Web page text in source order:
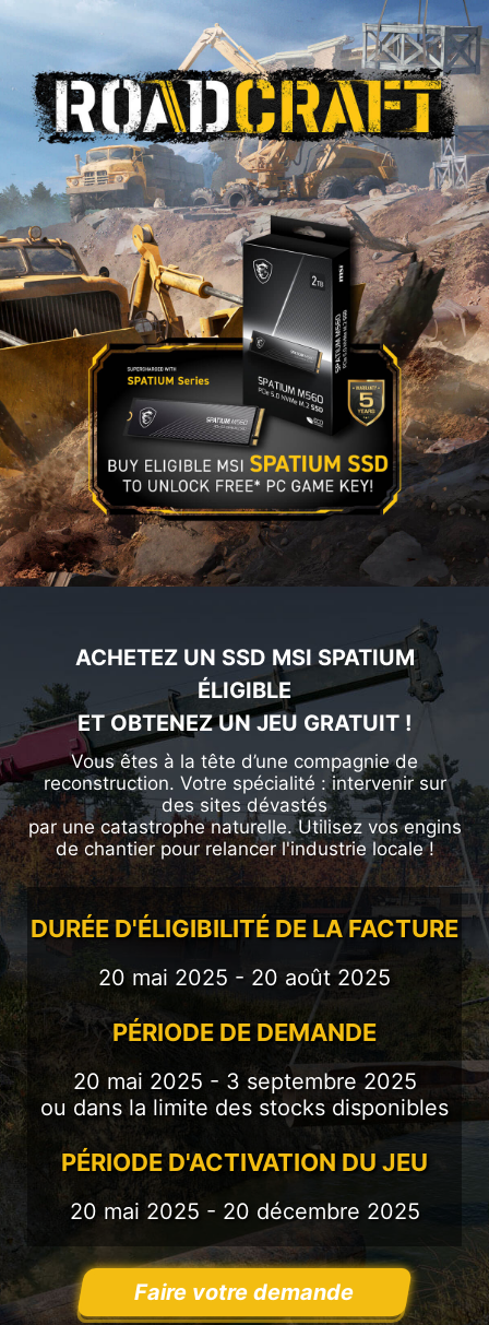
ACHETEZ UN SSD MSI SPATIUM
ÉLIGIBLE
ET OBTENEZ UN JEU GRATUIT !
Vous êtes à la tête d’une compagnie de
reconstruction. Votre spécialité : intervenir sur
des sites dévastés
par une catastrophe naturelle. Utilisez vos engins
de chantier pour relancer l'industrie locale !
DURÉE D'ÉLIGIBILITÉ DE LA FACTURE
20 mai 2025 - 20 août 2025
PÉRIODE DE DEMANDE
20 mai 2025 - 3 septembre 2025
ou dans la limite des stocks disponibles
PÉRIODE D'ACTIVATION DU JEU
20 mai 2025 - 20 décembre 2025
Faire votre demande